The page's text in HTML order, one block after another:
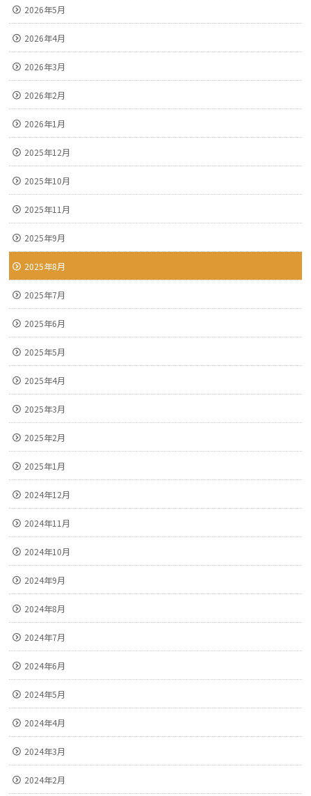
2026年5月
2026年4月
2026年3月
2026年2月
2026年1月
2025年12月
2025年10月
2025年11月
2025年9月
2025年8月
2025年7月
2025年6月
2025年5月
2025年4月
2025年3月
2025年2月
2025年1月
2024年12月
2024年11月
2024年10月
2024年9月
2024年8月
2024年7月
2024年6月
2024年5月
2024年4月
2024年3月
2024年2月